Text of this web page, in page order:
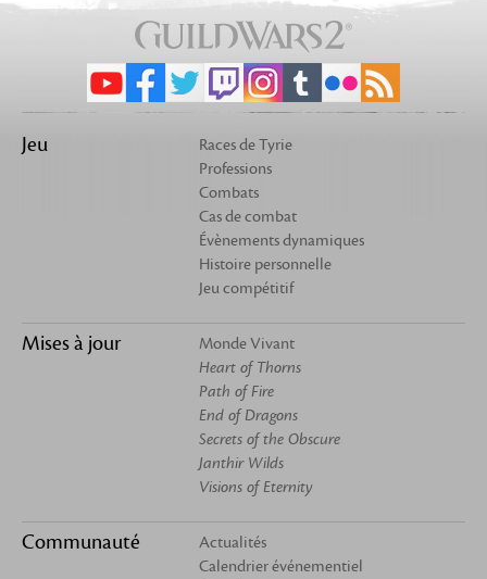
Jeu
Races de Tyrie
Professions
Combats
Cas de combat
Évènements dynamiques
Histoire personnelle
Jeu compétitif
Mises à jour
Monde Vivant
Heart of Thorns
Path of Fire
End of Dragons
Secrets of the Obscure
Janthir Wilds
Visions of Eternity
Communauté
Actualités
Calendrier événementiel